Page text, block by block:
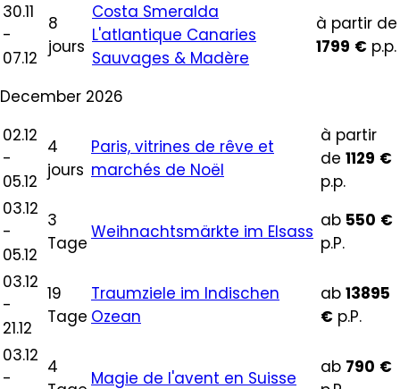
30.11
-
07.12
8
jours
Costa Smeralda
L'atlantique Canaries
Sauvages & Madère
à partir de
1799 € p.p.
December 2026
02.12
-
05.12
4
jours
Paris, vitrines de rêve et
marchés de Noël
à partir
de 1129 €
p.p.
03.12
-
05.12
3
Tage
Weihnachtsmärkte im Elsass
ab 550 €
p.P.
03.12
-
21.12
19
Tage
Traumziele im Indischen
Ozean
ab 13895
€ p.P.
03.12
-
4
Magie de l'avent en Suisse
ab 790 €